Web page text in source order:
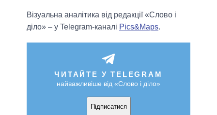
Візуальна аналітика від редакції «Слово і
діло» – у Telegram-каналі Pics&Maps.
ЧИТАЙТЕ У TELEGRAM
найважливіше від «Слово і діло»
Підписатися